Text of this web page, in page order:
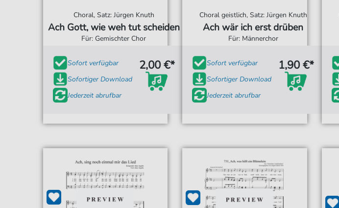
Choral, Satz: Jürgen Knuth
Ach Gott, wie weh tut scheiden
Für: Gemischter Chor
Sofort verfügbar
Sofortiger Download
Jederzeit abrufbar
2,00 €*
Choral geistlich, Satz: Jürgen Knuth
Ach wär ich erst drüben
Für: Männerchor
Sofort verfügbar
Sofortiger Download
Jederzeit abrufbar
1,90 €*